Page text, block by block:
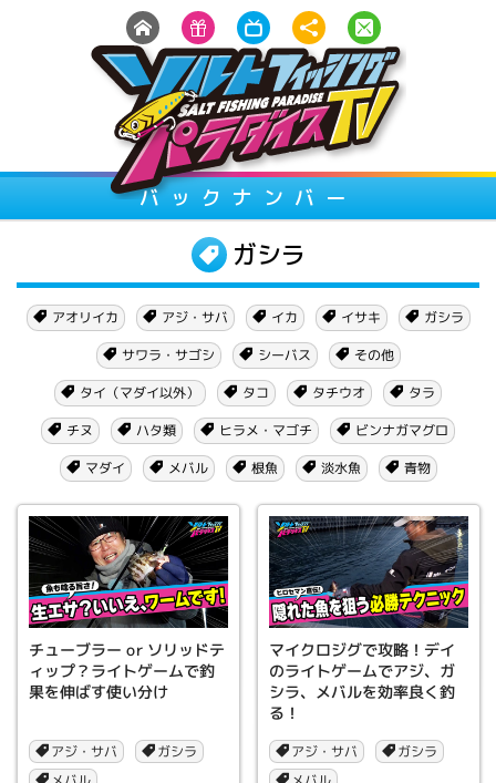
バックナンバー
ガシラ
アオリイカ アジ・サバ イカ イサキ ガシラ
サワラ・サゴシ シーバス その他
タイ（マダイ以外） タコ タチウオ
タラ
チヌ
ハタ類 ヒラメ・マゴチ ビンナガマグロ
マダイ メバル 根魚 淡水魚 青物
チューブラー or ソリッドテ
ィップ？ライトゲームで釣
果を伸ばす使い分け
アジ・サバ ガシラ
マイクロジグで攻略！デイ
のライトゲームでアジ、ガ
シラ、メバルを効率良く釣
る！
アジ・サバ ガシラ